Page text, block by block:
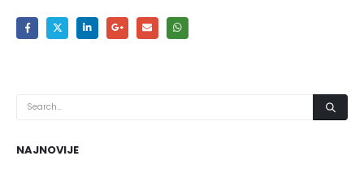
NAJNOVIJE